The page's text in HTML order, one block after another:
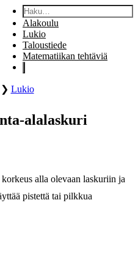
Avaa sivuston päävalikko.
Haku:
Alakoulu
Lukio
Taloustiede
Matematiikan tehtäviä
❯ Lukio
alalaskuri
alla olevaan laskuriin ja
pistettä tai pilkkua